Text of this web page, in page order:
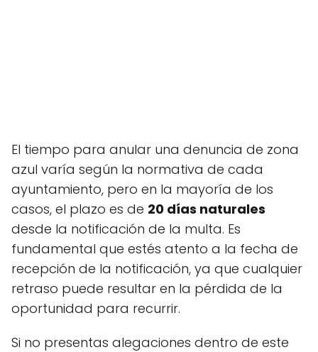
El tiempo para anular una denuncia de zona
azul varía según la normativa de cada
ayuntamiento, pero en la mayoría de los
casos, el plazo es de 20 días naturales
desde la notificación de la multa. Es
fundamental que estés atento a la fecha de
recepción de la notificación, ya que cualquier
retraso puede resultar en la pérdida de la
oportunidad para recurrir.
Si no presentas alegaciones dentro de este